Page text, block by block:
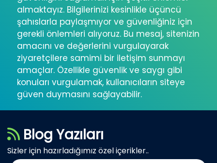
almaktayız. Bilgilerinizi kesinlikle üçüncü
şahıslarla paylaşmıyor ve güvenliğiniz için
gerekli önlemleri alıyoruz. Bu mesaj, sitenizin
amacını ve değerlerini vurgulayarak
ziyaretçilere samimi bir iletişim sunmayı
amaçlar. Özellikle güvenlik ve saygı gibi
konuları vurgulamak, kullanıcıların siteye
güven duymasını sağlayabilir.
Blog Yazıları
Sizler için hazırladığımız özel içerikler..